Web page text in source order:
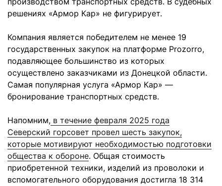
решениях «Армор Кар» не фигурирует.
Компания является победителем не менее 19
государственных закупок на платформе Prozorro,
подавляющее большинство из которых
осуществлено заказчиками из Донецкой области.
Самая популярная услуга «Армор Кар» —
бронирование транспортных средств.
Напомним, в течение февраля 2025 года
Северский горсовет провел шесть закупок,
которые мотивируют необходимостью подготовки
общества к обороне. Общая стоимость
приобретенной техники, изделий из проволоки и
вспомогательного оборудования достигла 18 314